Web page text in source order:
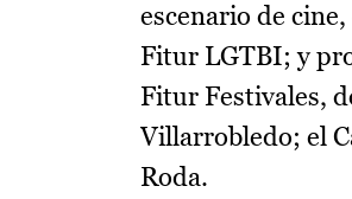
escenario de
Fitur LGTBI; y
Fitur Festivales,
Villarrobledo; el
Roda.